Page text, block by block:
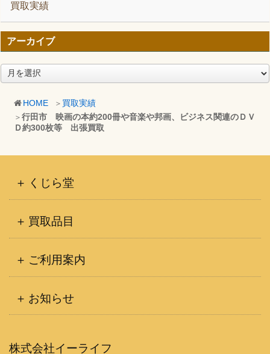
HOME
買取実績
行田市 映画の本約200冊や音楽や邦画、ビジネス関連のＤＶ
Ｄ約300枚等 出張買取
買取実績
アーカイブ
ア
ー
くじら堂
買取品目
ご利用案内
お知らせ
株式会社イーライフ